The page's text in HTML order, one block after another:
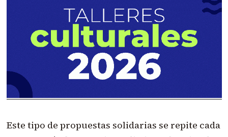
Este tipo de propuestas solidarias se repite cada